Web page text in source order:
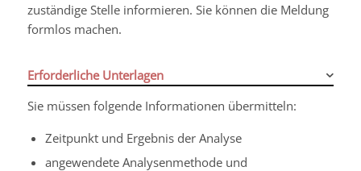
zuständige Stelle informieren. Sie können die Meldung
formlos machen.
Erforderliche Unterlagen
Sie müssen folgende Informationen übermitteln:
Zeitpunkt und Ergebnis der Analyse
angewendete Analysenmethode und